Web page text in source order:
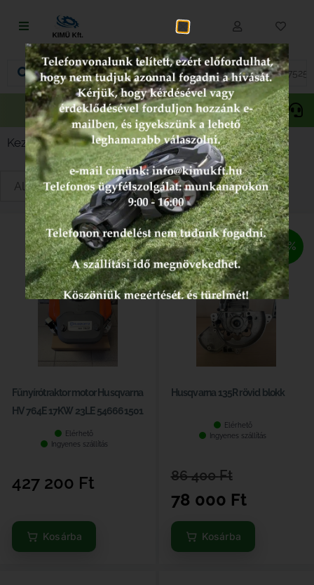
Fűnyírás
Vágás és fűrészelés
Akkumulátoros termékek
Talajápolás és tisztítás
Alkatrészek
Kenőanyagok és kannák
Védőfelszerelés
Tartozékok és kiegészítők
Akciós
termékek
Gepida Oregon
Kezdőlap/Alkatrészek/Motorok/ Husqvarna
Fűnyírótraktor motor Husqvarna
HV 764E 17KW 23LE 546661501
Elérhető
Ingyenes szállítás
427 200 Ft
Kosárba
-10%
Husqvarna 135R rövid blokk
Elérhető
Ingyenes szállítás
86 400Ft
78 000 Ft
Kosárba